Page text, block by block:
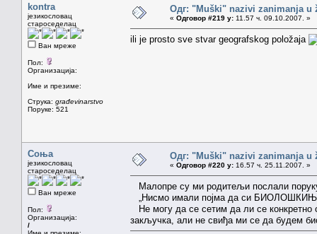
kontra
језикословац
староседелац
Ван мреже
Пол:
Организација:
Име и презиме:
Струка: građevinarstvo
Поруке: 521
Одг: "Muški" nazivi zanimanja u
« Одговор #219 у: 11.57 ч. 09.10.2007. »
ili je prosto sve stvar geografskog položaja
Соња
језикословац
староседелац
Ван мреже
Пол:
Организација:
/
Одг: "Muški" nazivi zanimanja u
« Одговор #220 у: 16.57 ч. 25.11.2007. »
Малопре су ми родитељи послали
„Нисмо имали појма да си
Не могу да се сетим да ли се
закључка, али не свиђа ми се да будем